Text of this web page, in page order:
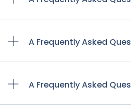
A Frequently Asked
A Frequently Asked